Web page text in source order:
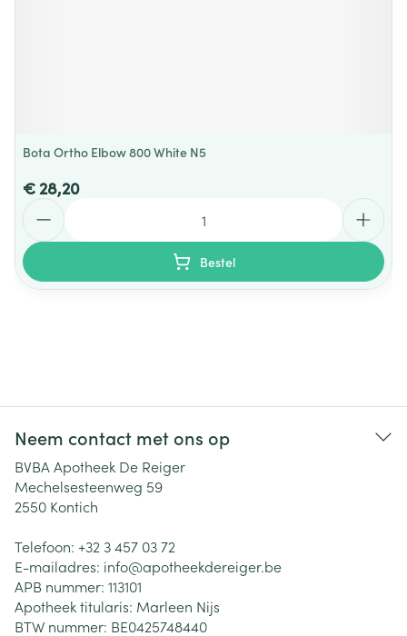
Bota Ortho Elbow 800 White N5
€ 28,20
Bestel
Neem contact met ons op
BVBA Apotheek De Reiger
Mechelsesteenweg 59
2550 Kontich
Telefoon: +32 3 457 03 72
E-mailadres: info@apotheekdereiger.be
APB nummer: 113101
Apotheek titularis: Marleen Nijs
BTW nummer: BE0425748440